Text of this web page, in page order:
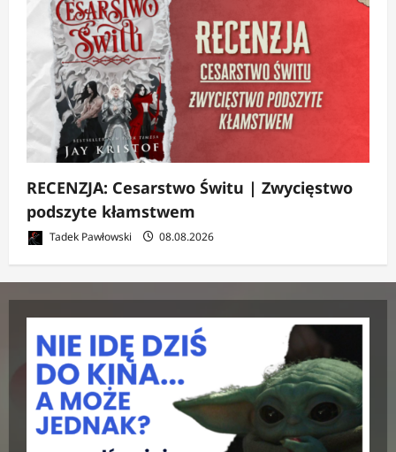
RECENZJA: Cesarstwo Świtu | Zwycięstwo
podszyte kłamstwem
Tadek Pawłowski 08.08.2026